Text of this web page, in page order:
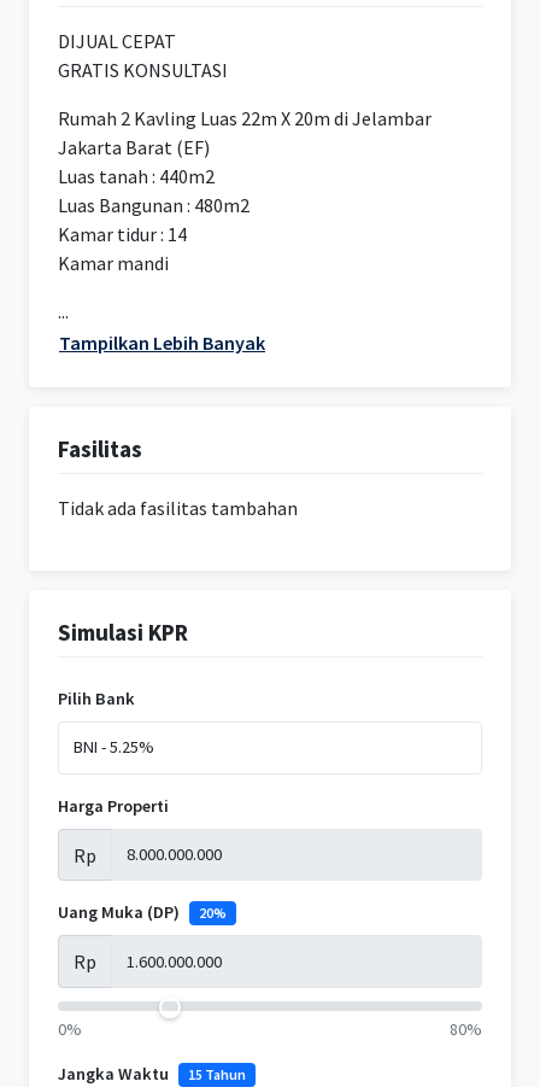
DIJUAL CEPAT
GRATIS KONSULTASI
Rumah 2 Kavling Luas 22m X 20m di Jelambar
Jakarta Barat (EF)
Luas tanah : 440m2
Luas Bangunan : 480m2
Kamar tidur : 14
Kamar mandi
...
Tampilkan Lebih Banyak
Fasilitas
Tidak ada fasilitas tambahan
Simulasi KPR
Pilih Bank
Harga Properti
Rp
Uang Muka (DP) 20%
Rp
0% 80%
Jangka Waktu 15 Tahun